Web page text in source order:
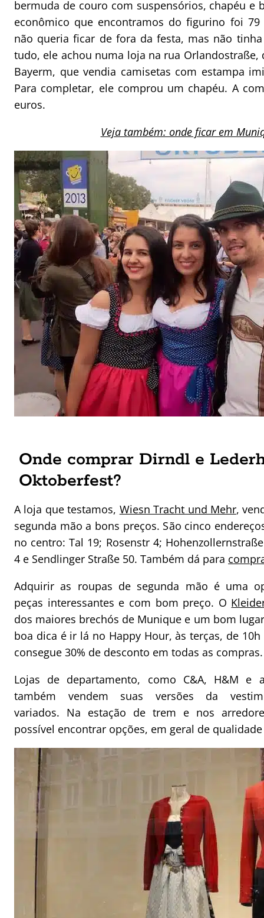
bermuda de couro com suspensórios, chapéu e
econômico que encontramos do figurino foi 79
não queria ficar de fora da festa, mas não
tudo, ele achou numa loja na rua Orlandostraße,
Bayerm, que vendia camisetas com estampa
Para completar, ele comprou um chapéu. A
euros.
Veja também: onde ficar em
Onde comprar Dirndl e
Oktoberfest?
A loja que testamos, Wiesn Tracht und Mehr,
segunda mão a bons preços. São cinco
no centro: Tal 19; Rosenstr 4;
4 e Sendlinger Straße 50. Também dá para
Adquirir as roupas de segunda mão é uma
peças interessantes e com bom preço. O
dos maiores brechós de Munique e um bom
boa dica é ir lá no Happy Hour, às terças, de
consegue 30% de desconto em todas as compras.
Lojas de departamento, como C&A, H&M e
também vendem suas versões da
variados. Na estação de trem e nos
possível encontrar opções, em geral de